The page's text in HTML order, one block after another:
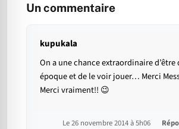
Un commentaire
kupukala
On a une chance extraordinaire d’être
époque et de le voir jouer… Merci
Merci vraiment!! 😉
Le 26 novembre 2014 à 5h06